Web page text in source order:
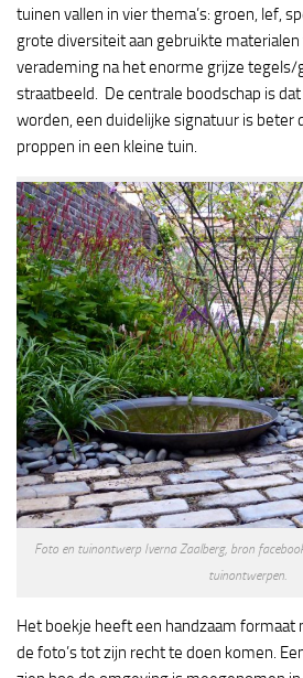
tuinen vallen in vier thema’s: groen, lef,
grote diversiteit aan gebruikte
verademing na het enorme grijze
straatbeeld. De centrale boodschap is
worden, een duidelijke signatuur is beter
proppen in een kleine tuin.
Foto en tuinontwerp Iverna Zaalberg, bron
tuinontwerpen.
Het boekje heeft een handzaam formaat
de foto’s tot zijn recht te doen komen.